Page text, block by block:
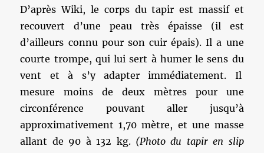
D’après Wiki, le corps du tapir est massif et
recouvert d’une peau très épaisse (il est
d’ailleurs connu pour son cuir épais). Il a une
courte trompe, qui lui sert à humer le sens du
vent et à s’y adapter immédiatement. Il
mesure moins de deux mètres pour une
circonférence pouvant aller jusqu’à
approximativement 1,70 mètre, et une masse
allant de 90 à 132 kg. (Photo du tapir en slip